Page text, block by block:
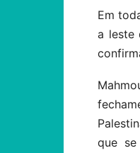
Em
a leste
que